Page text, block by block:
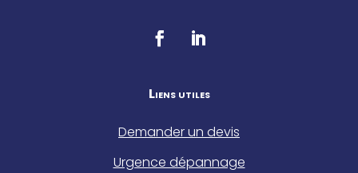
Liens utiles
Demander un devis
Urgence dépannage